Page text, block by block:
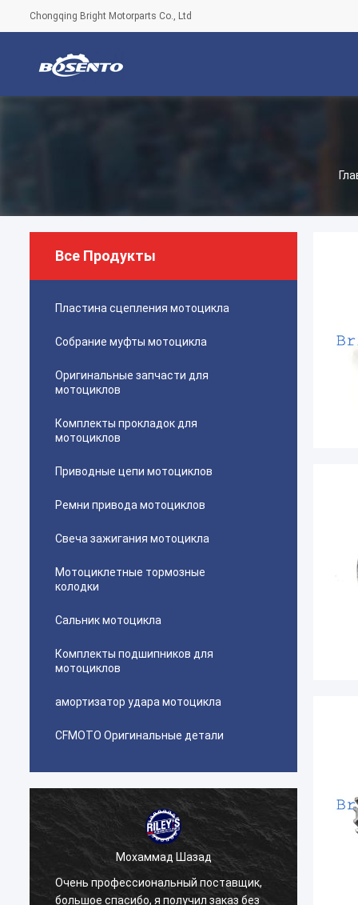
Chongqing Bright Motorparts Co., Ltd
Все Продукты
Пластина сцепления мотоцикла
Собрание муфты мотоцикла
Оригинальные запчасти для
мотоциклов
Комплекты прокладок для
мотоциклов
Приводные цепи мотоциклов
Ремни привода мотоциклов
Свеча зажигания мотоцикла
Мотоциклетные тормозные
колодки
Сальник мотоцикла
Комплекты подшипников для
мотоциклов
амортизатор удара мотоцикла
CFMOTO Оригинальные детали
Мохаммад Шазад
Очень профессиональный поставщик,
большое спасибо, я получил заказ без